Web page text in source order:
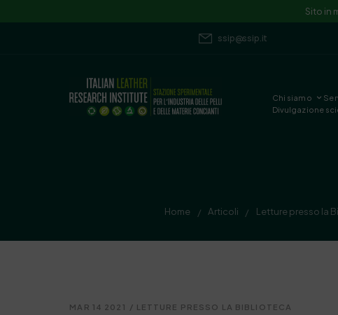
Sito in
ssip@ssip.it
Chi siamo
Divulgazione
Home / Articoli / Letture presso la
MAR 14 2021 / LETTURE PRESSO LA BIBLIOTECA